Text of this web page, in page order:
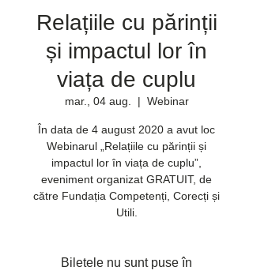
Relațiile cu părinții
și impactul lor în
viața de cuplu
mar., 04 aug.
  |
Webinar
În data de 4 august 2020 a avut loc
Webinarul „Relațiile cu părinții și
impactul lor în viața de cuplu”,
eveniment organizat GRATUIT, de
către Fundația Competenți, Corecți și
Utili.
Biletele nu sunt puse în